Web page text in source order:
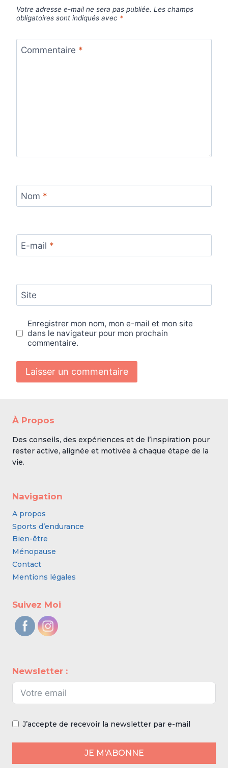
Votre adresse e-mail ne sera pas publiée. Les champs
obligatoires sont indiqués avec *
Commentaire *
Nom *
E-mail *
Site
Enregistrer mon nom, mon e-mail et mon site
dans le navigateur pour mon prochain
commentaire.
À Propos
Des conseils, des expériences et de l’inspiration pour
rester active, alignée et motivée à chaque étape de la
vie.
Navigation
A propos
Sports d’endurance
Bien-être
Ménopause
Contact
Mentions légales
Suivez Moi
Newsletter :
J’accepte de recevoir la newsletter par e-mail
JE M'ABONNE